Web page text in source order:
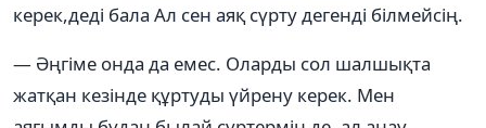
керек,деді бала Ал сен аяқ сүрту дегенді білмейсің.
— Әңгіме онда да емес. Оларды сол шалшықта
жатқан кезінде құртуды үйрену керек. Мен